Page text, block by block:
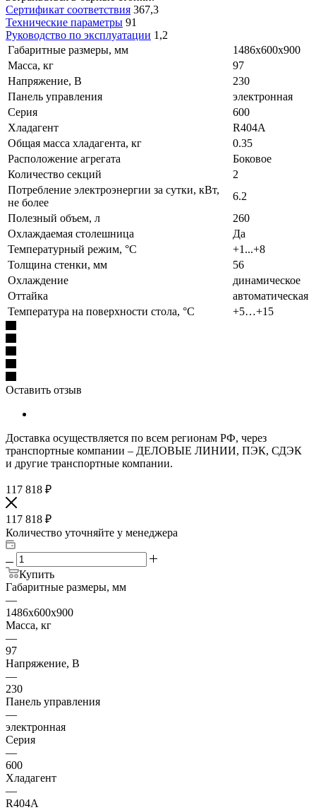
Сертификат соответствия 367,3
Технические параметры 91
Руководство по эксплуатации 1,2
Габаритные размеры, мм
1486х600х900
Масса, кг
97
Напряжение, В
230
Панель управления
электронная
Серия
600
Хладагент
R404A
Общая масса хладагента, кг
0.35
Расположение агрегата
Боковое
Количество секций
2
Потребление электроэнергии за сутки, кВт,
не более
6.2
Полезный объем, л
260
Охлаждаемая столешница
Да
Температурный режим, °C
+1...+8
Толщина стенки, мм
56
Охлаждение
динамическое
Оттайка
автоматическая
Температура на поверхности стола, °C
+5…+15
Оставить отзыв
Доставка осуществляется по всем регионам РФ, через
транспортные компании – ДЕЛОВЫЕ ЛИНИИ, ПЭК, СДЭК
и другие транспортные компании.
117 818 ₽
117 818 ₽
Количество уточняйте у менеджера
Купить
Габаритные размеры, мм
—
1486х600х900
Масса, кг
—
97
Напряжение, В
—
230
Панель управления
—
электронная
Серия
—
600
Хладагент
—
R404A